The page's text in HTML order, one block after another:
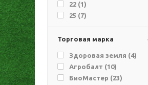
22 (1)
25 (7)
40 (3)
60 (
1)
70 (
Торговая марка
Здоровая земля (4)
Агробалт (10)
БиоМастер (23)